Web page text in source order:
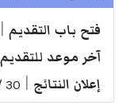
فتح باب التقديم
آخر موعد للتقديم
إعلان النتائج 30 / 6 / 2024